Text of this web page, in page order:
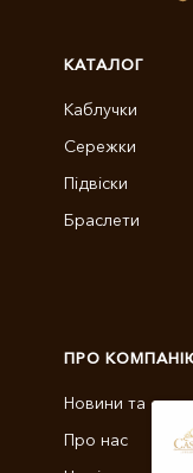
КАТАЛОГ
Каблучки
Сережки
Підвіски
Браслети
ПРО
Новини та
Про нас